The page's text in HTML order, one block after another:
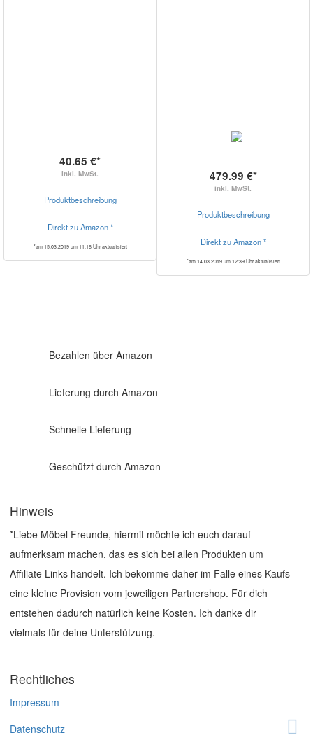
40.65 €*
inkl. MwSt.
Produktbeschreibung
Direkt zu Amazon *
*am 15.03.2019 um 11:16 Uhr aktualisiert
479.99 €*
inkl. MwSt.
Produktbeschreibung
Direkt zu Amazon *
*am 14.03.2019 um 12:39 Uhr aktualisiert
Bezahlen über Amazon
Lieferung durch Amazon
Schnelle Lieferung
Geschützt durch Amazon
Hinweis
*Liebe Möbel Freunde, hiermit möchte ich euch darauf
aufmerksam machen, das es sich bei allen Produkten um
Affiliate Links handelt. Ich bekomme daher im Falle eines Kaufs
eine kleine Provision vom jeweiligen Partnershop. Für dich
entstehen dadurch natürlich keine Kosten. Ich danke dir
vielmals für deine Unterstützung.
Rechtliches
Impressum
Datenschutz